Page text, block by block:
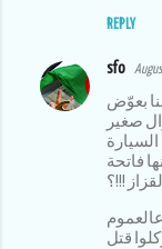
REPLY
sfo
بعوّض
صغير
فاتحة
!!!؟
عالعموم
قتل